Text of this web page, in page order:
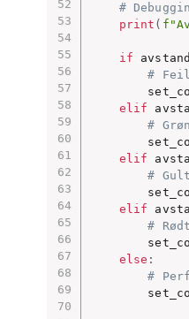
#
print (
if
#
elif
#
elif
#
elif
#
else :
#